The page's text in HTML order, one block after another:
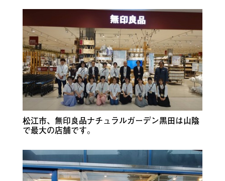
松江市、無印良品ナチュラルガーデン黒田は山陰
で最大の店舗です。